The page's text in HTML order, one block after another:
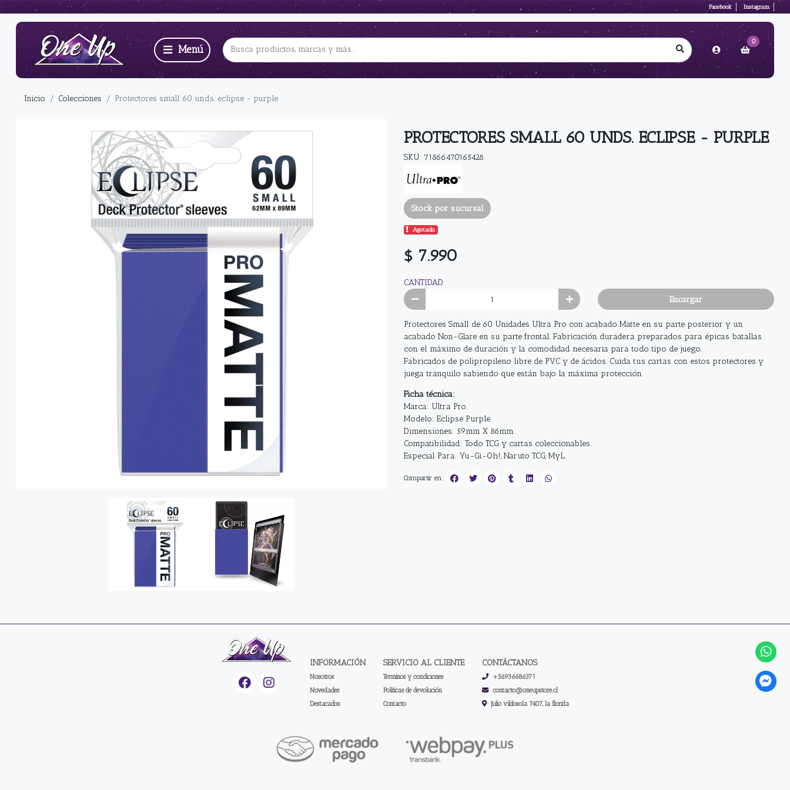
Facebook Instagram
0
Inicio Colecciones Protectores small 60 unds. eclipse - purple
PROTECTORES SMALL 60 UNDS. ECLIPSE - PURPLE
SKU: 71866470165428
Stock por sucursal
Agotado.
$ 7.990
CANTIDAD
Encargar
Protectores Small de 60 Unidades Ultra Pro con acabado Matte en su parte posterior y un
acabado Non-Glare en su parte frontal. Fabricación duradera preparados para épicas batallas
con el máximo de duración y la comodidad necesaria para todo tipo de juego.
Fabricados de polipropileno libre de PVC y de ácidos. Cuida tus cartas con estos protectores y
juega tranquilo sabiendo que están bajo la máxima protección.
Ficha técnica:
Marca: Ultra Pro.
Modelo: Eclipse Purple.
Dimensiones: 59mm X 86mm.
Compatibilidad: Todo TCG y cartas coleccionables.
Especial Para: Yu-Gi-Oh!, Naruto TCG, MyL.
Compartir en:
INFORMACIÓN
Nosotros
Novedades
Destacados
SERVICIO AL CLIENTE
Terminos y condiciones
Políticas de devolución
Contacto
CONTÁCTANOS
+56936686371
contacto@oneupstore.cl
Julio vildosola 7407, la florida